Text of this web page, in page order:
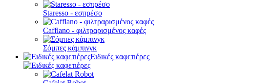
Staresso - εσπρέσο
Cafflano - φιλτραρισμένος καφές
Σόμπες κάμπινγκ
Ειδικές καφετιέρες